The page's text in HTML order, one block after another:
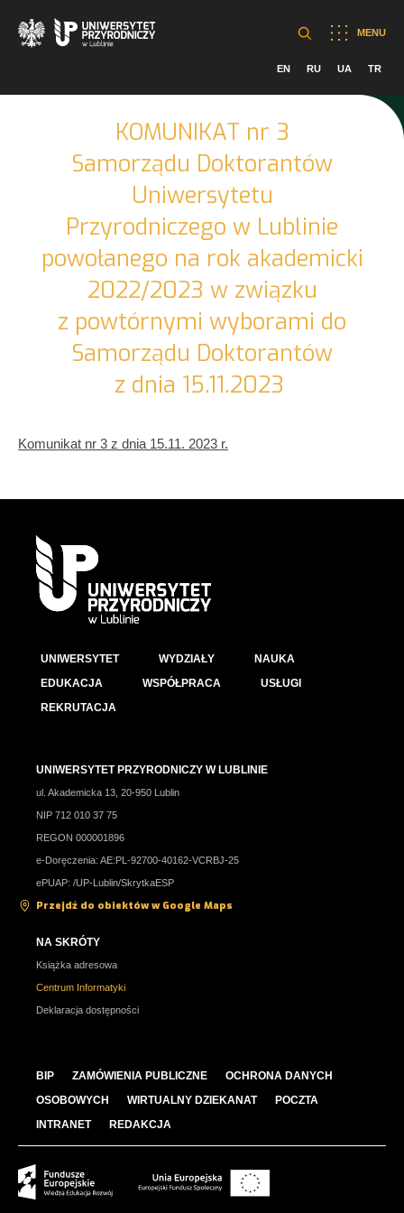
MENU
EN RU UA TR
KOMUNIKAT nr 3
Samorządu Doktorantów
Uniwersytetu
Przyrodniczego w Lublinie
powołanego na rok akademicki
2022/2023 w związku
z powtórnymi wyborami do
Samorządu Doktorantów
z dnia 15.11.2023
Komunikat nr 3 z dnia 15.11. 2023 r.
UNIWERSYTET WYDZIAŁY
NAUKA
EDUKACJA
WSPÓŁPRACA
USŁUGI
REKRUTACJA
UNIWERSYTET PRZYRODNICZY W LUBLINIE
ul. Akademicka 13, 20-950 Lublin
NIP 712 010 37 75
REGON 000001896
e-Doręczenia: AE:PL-92700-40162-VCRBJ-25
ePUAP: /UP-Lublin/SkrytkaESP
Przejdź do obiektów w Google Maps
NA SKRÓTY
Książka adresowa
Centrum Informatyki
Deklaracja dostępności
BIP ZAMÓWIENIA PUBLICZNE
OCHRONA DANYCH
OSOBOWYCH
WIRTUALNY DZIEKANAT
POCZTA
INTRANET
REDAKCJA